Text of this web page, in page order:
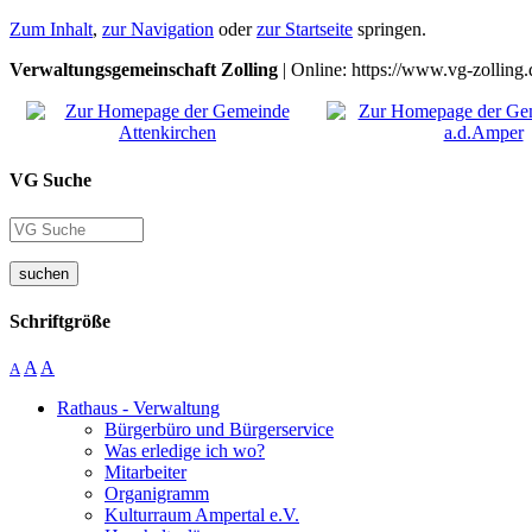
Zum Inhalt, zur Navigation oderzur Startseite springen.
Verwaltungsgemeinschaft Zolling | Online: https://www.vg-
VG Suche
suchen
Schriftgröße
A A A
Rathaus - Verwaltung
Bürgerbüro und Bürgerservice
Was erledige ich wo?
Mitarbeiter
Organigramm
Kulturraum Ampertal e.V.